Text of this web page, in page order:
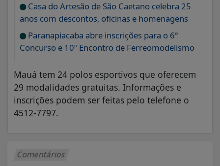
Casa do Artesão de São Caetano celebra 25
anos com descontos, oficinas e homenagens
Paranapiacaba abre inscrições para o 6º
Concurso e 10º Encontro de Ferreomodelismo
Mauá tem 24 polos esportivos que oferecem
29 modalidades gratuitas. Informações e
inscrições podem ser feitas pelo telefone o
4512-7797.
Comentários